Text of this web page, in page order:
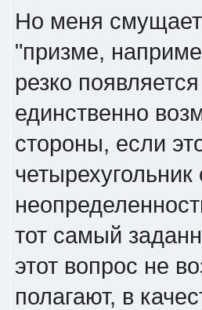
Но меня
"призме,
резко
единственно
стороны, если
тот самый
этот вопрос не
полагают, в